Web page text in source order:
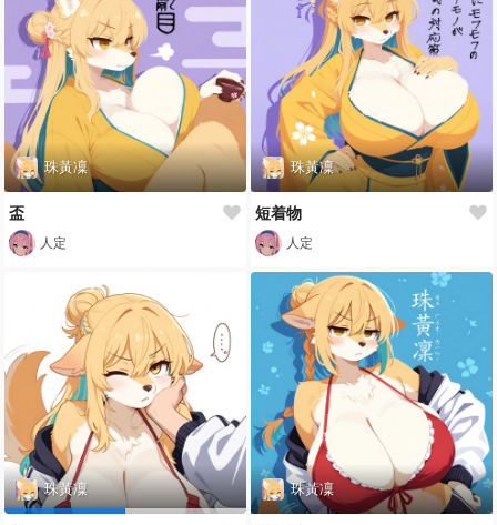
珠黃凜
盃
人定
珠黃凜
短着物
人定
珠黃凜 珠黃凜